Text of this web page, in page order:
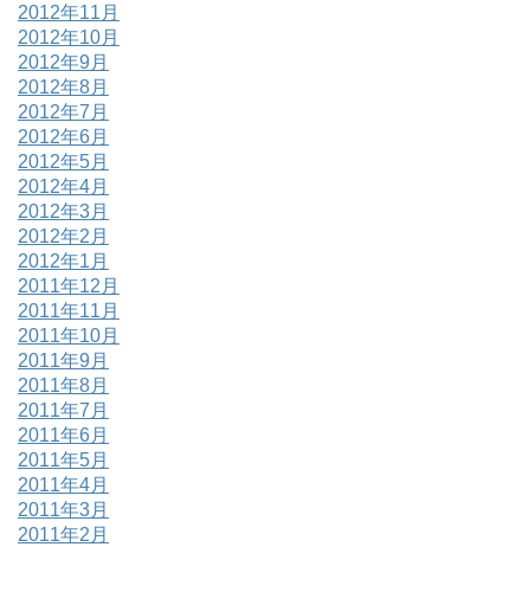
2012年11月
2012年10月
2012年9月
2012年8月
2012年7月
2012年6月
2012年5月
2012年4月
2012年3月
2012年2月
2012年1月
2011年12月
2011年11月
2011年10月
2011年9月
2011年8月
2011年7月
2011年6月
2011年5月
2011年4月
2011年3月
2011年2月